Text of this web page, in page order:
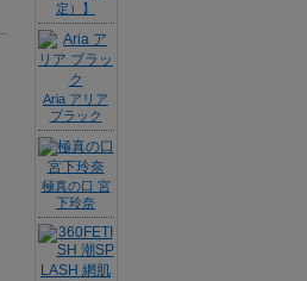
定）】
Aria アリア
ブラック
極真の口 宮
下玲奈